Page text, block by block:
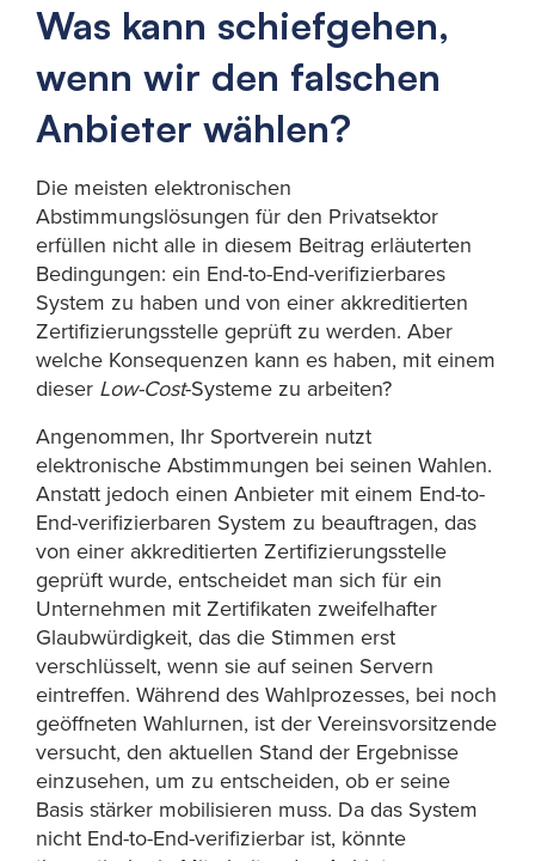
Was kann schiefgehen,
wenn wir den falschen
Anbieter wählen?
Die meisten elektronischen
Abstimmungslösungen für den Privatsektor
erfüllen nicht alle in diesem Beitrag erläuterten
Bedingungen: ein End-to-End-verifizierbares
System zu haben und von einer akkreditierten
Zertifizierungsstelle geprüft zu werden. Aber
welche Konsequenzen kann es haben, mit einem
dieser Low-Cost-Systeme zu arbeiten?
Angenommen, Ihr Sportverein nutzt
elektronische Abstimmungen bei seinen Wahlen.
Anstatt jedoch einen Anbieter mit einem End-to-
End-verifizierbaren System zu beauftragen, das
von einer akkreditierten Zertifizierungsstelle
geprüft wurde, entscheidet man sich für ein
Unternehmen mit Zertifikaten zweifelhafter
Glaubwürdigkeit, das die Stimmen erst
verschlüsselt, wenn sie auf seinen Servern
eintreffen. Während des Wahlprozesses, bei noch
geöffneten Wahlurnen, ist der Vereinsvorsitzende
versucht, den aktuellen Stand der Ergebnisse
einzusehen, um zu entscheiden, ob er seine
Basis stärker mobilisieren muss. Da das System
nicht End-to-End-verifizierbar ist, könnte